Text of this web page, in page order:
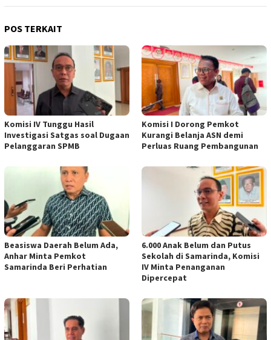
POS TERKAIT
Komisi IV Tunggu Hasil
Investigasi Satgas soal Dugaan
Pelanggaran SPMB
Komisi I Dorong Pemkot
Kurangi Belanja ASN demi
Perluas Ruang Pembangunan
Beasiswa Daerah Belum Ada,
Anhar Minta Pemkot
Samarinda Beri Perhatian
6.000 Anak Belum dan Putus
Sekolah di Samarinda, Komisi
IV Minta Penanganan
Dipercepat